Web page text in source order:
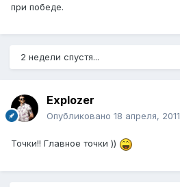
при победе.
2 недели спустя...
Explozer
Опубликовано 18 апреля, 2011
Точки!! Главное точки ))